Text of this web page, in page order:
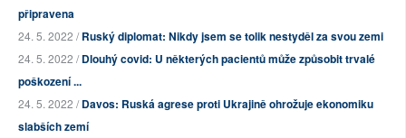
připravena
24. 5. 2022 /Ruský diplomat: Nikdy jsem se tolik nestyděl za svou zemi
24. 5. 2022 /Dlouhý covid: U některých pacientů může způsobit trvalé
poškození ...
24. 5. 2022 /Davos: Ruská agrese proti Ukrajině ohrožuje ekonomiku
slabších zemí